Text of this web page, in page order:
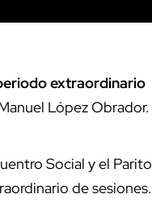
extraordinario
López Obrador.
Social y el Parito
de sesiones.